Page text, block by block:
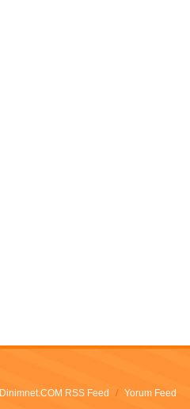
Dinimnet.COM RSS Feed / Yorum Feed